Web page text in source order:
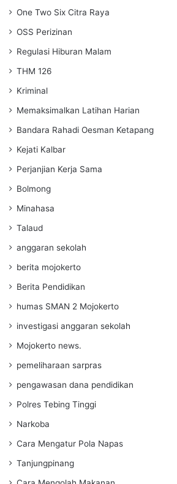
One Two Six Citra Raya
OSS Perizinan
Regulasi Hiburan Malam
THM 126
Kriminal
Memaksimalkan Latihan Harian
Bandara Rahadi Oesman Ketapang
Kejati Kalbar
Perjanjian Kerja Sama
Bolmong
Minahasa
Talaud
anggaran sekolah
berita mojokerto
Berita Pendidikan
humas SMAN 2 Mojokerto
investigasi anggaran sekolah
Mojokerto news.
pemeliharaan sarpras
pengawasan dana pendidikan
Polres Tebing Tinggi
Narkoba
Cara Mengatur Pola Napas
Tanjungpinang